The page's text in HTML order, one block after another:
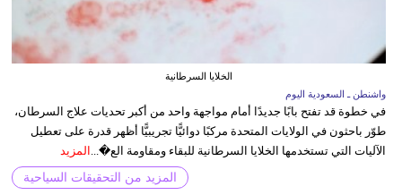
الخلايا السرطانية
واشنطن ـ السعودية اليوم
في خطوة قد تفتح بابًا جديدًا أمام مواجهة واحد من أكبر تحديات علاج السرطان،
طوّر باحثون في الولايات المتحدة مركبًا دوائيًّا تجريبيًّا أظهر قدرة على تعطيل
الآليات التي تستخدمها الخلايا السرطانية للبقاء ومقاومة الع�... المزيد
المزيد من التحقيقات السياحية